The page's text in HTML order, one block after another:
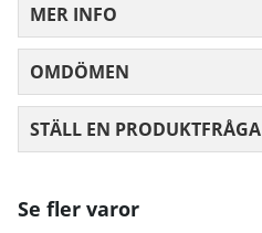
MER INFO
OMDÖMEN
STÄLL EN PRODUKTFRÅGA
Se fler varor